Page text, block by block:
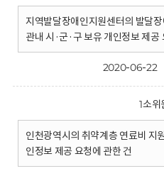
지역발달장애인지원센터의 발달
관내 시·군·구 보유 개인정보 제공
2020-06-22
1소위
인천광역시의 취약계층 연료비 지
인정보 제공 요청에 관한 건